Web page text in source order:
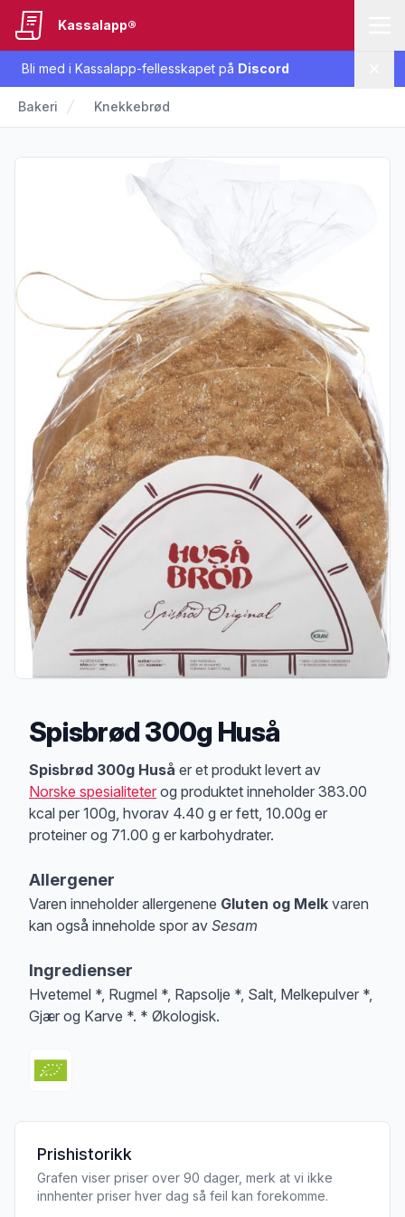
Bli med i Kassalapp-fellesskapet på Discord
Kassalapp®
Bakeri Knekkebrød
Spisbrød 300g Huså
Produktbeskrivelse
Spisbrød 300g Huså er et produkt levert av
Norske spesialiteter og produktet inneholder 383.00
kcal per 100g, hvorav 4.40 g er fett, 10.00g er
proteiner og 71.00 g er karbohydrater.
Allergener
Varen inneholder allergenene Gluten og Melk varen
kan også inneholde spor av Sesam
Ingredienser
Hvetemel *, Rugmel *, Rapsolje *, Salt, Melkepulver *,
Gjær og Karve *. * Økologisk.
Prishistorikk
Grafen viser priser over 90 dager, merk at vi ikke
innhenter priser hver dag så feil kan forekomme.